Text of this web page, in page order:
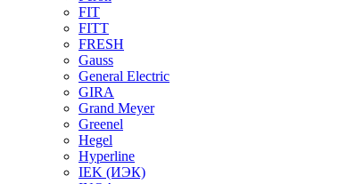
FIT
FITT
FRESH
Gauss
General Electric
GIRA
Grand Meyer
Greenel
Hegel
Hyperline
IEK (ИЭК)